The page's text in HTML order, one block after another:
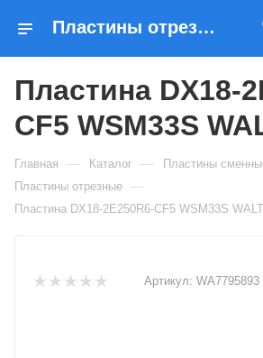
Пластины отрезные Пластина DX18-2E250R6-CF5 WSM33S WALTER — купить по выгодным ценам в Москве
Пластина DX18-
CF5 WSM33S
Главная — Каталог — Пластины
Пластины отрезные —
Пластина DX18-2E250R6-CF5 WSM33S
Артикул: WA7795893